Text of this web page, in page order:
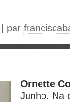
par
Ornette
Junho. Na